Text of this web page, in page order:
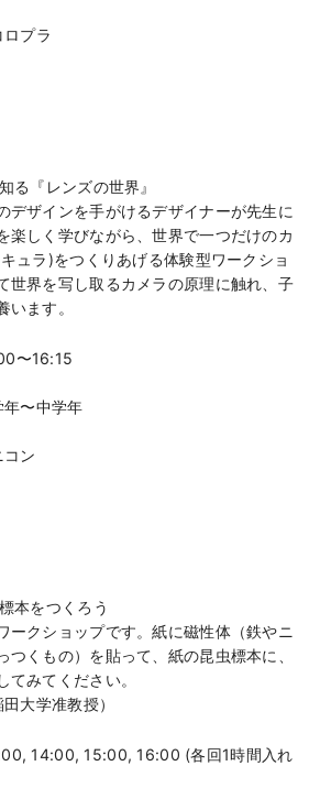
プラ
る『レンズの世界』
デザインを手がけるデザイナーが先生に
楽しく学びながら、世界で一つだけのカ
ュラ)をつくりあげる体験型ワークショ
世界を写し取るカメラの原理に触れ、子
います。
〜16:15
〜中学年
ン
本をつくろう
ークショップです。紙に磁性体（鉄やニ
つくもの）を貼って、紙の昆虫標本に、
みてください。
大学准教授）
14:00, 15:00, 16:00 (各回1時間入れ